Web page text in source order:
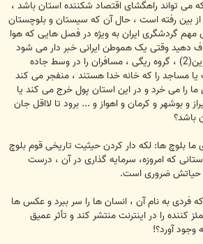
تواند راهگشای اقتصاد شکننده استان باشد ،
، از بین رفته است ، حال آن که سیستان و بلوچستان
گردشگری ایران به ویژه در فصل هایی که هوا
دهید وقتی یک هموطن ایرانی خبر دار می شود
که در تاسوکی(1) یا در دارزین(2) ، گروه ریگی ، مسافران را در وسط جاده
یا مساجد را که خانه خدا هستند ، منفجر می کند
ما را می خرد و در این استان پول خرج می کند یا
و بوشهر و کرمان و اهواز و ... برود تا لااقل جان
باشد؟
ما بلوچ ها: لکه دار کردن حیثیت تاریخی قوم بلوچ
که امروزه، سرمایه گذاری در آن ، درست
حیاتش ضروری است.
فردی به نام آن ، انسان ها را سر ببرد و عکس ها
کننده را در اینترنت منتشر کند و تأثر عمیق
وجود آورد؟!